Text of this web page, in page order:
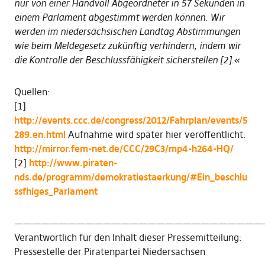
nur von einer Handvoll Abgeordneter in 57 Sekunden in
einem Parlament abgestimmt werden können. Wir
werden im niedersächsischen Landtag Abstimmungen
wie beim Meldegesetz zukünftig verhindern, indem wir
die Kontrolle der Beschlussfähigkeit sicherstellen [2].«
Quellen:
[1]
http://events.ccc.de/congress/2012/Fahrplan/events/5
289.en.html Aufnahme wird später hier veröffentlicht:
http://mirror.fem-net.de/CCC/29C3/mp4-h264-HQ/
[2] http://www.piraten-
nds.de/programm/demokratiestaerkung/#Ein_beschlu
ssfhiges_Parlament
Verantwortlich für den Inhalt dieser Pressemitteilung:
Pressestelle der Piratenpartei Niedersachsen